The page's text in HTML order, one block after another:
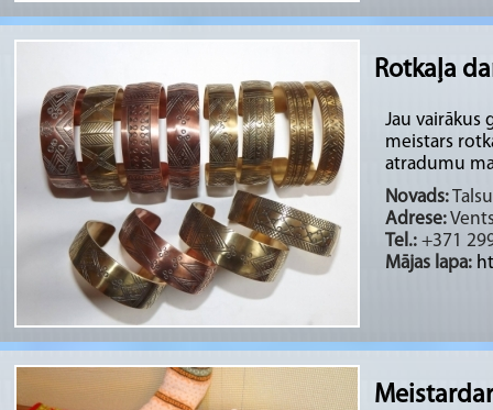
Rotkaļa
Jau vairākus
meistars
atradumu
Novads:
Adrese:
Tel.: +371
Mājas lapa: